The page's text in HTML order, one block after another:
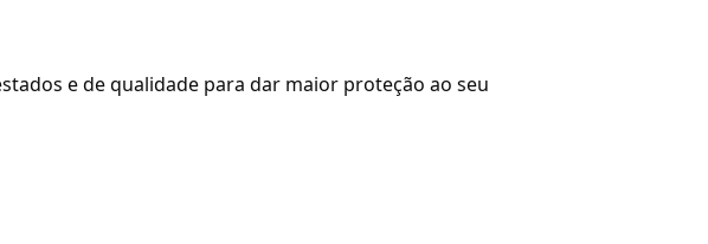
e de qualidade para dar maior proteção ao seu